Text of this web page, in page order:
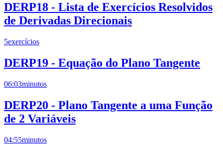
DERP18 - Lista de Exercícios Resolvidos
de Derivadas Direcionais
5exercícios
DERP19 - Equação do Plano Tangente
06:03minutos
DERP20 - Plano Tangente a uma Função
de 2 Variáveis
04:55minutos